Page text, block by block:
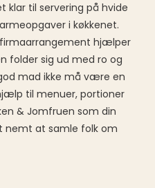
klar til servering på hvide
i køkkenet.
firmaarrangement hjælper
folder sig ud med ro og
mad ikke må være en
til menuer, portioner
& Jomfruen som din
nemt at samle folk om